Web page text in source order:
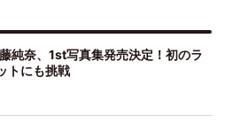
純奈、1st写真集発売決定！初のラ
トにも挑戦